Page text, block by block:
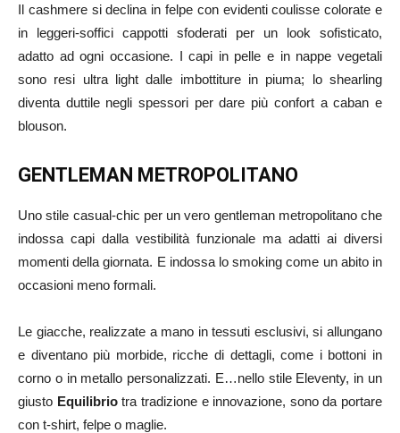
Il cashmere si declina in felpe con evidenti coulisse colorate e
in leggeri-soffici cappotti sfoderati per un look sofisticato,
adatto ad ogni occasione. I capi in pelle e in nappe vegetali
sono resi ultra light dalle imbottiture in piuma; lo shearling
diventa duttile negli spessori per dare più confort a caban e
blouson.
GENTLEMAN METROPOLITANO
Uno stile casual-chic per un vero gentleman metropolitano che
indossa capi dalla vestibilità funzionale ma adatti ai diversi
momenti della giornata. E indossa lo smoking come un abito in
occasioni meno formali.
Le giacche, realizzate a mano in tessuti esclusivi, si allungano
e diventano più morbide, ricche di dettagli, come i bottoni in
corno o in metallo personalizzati. E…nello stile Eleventy, in un
giusto Equilibriotra tradizione e innovazione, sono da portare
con t-shirt, felpe o maglie.